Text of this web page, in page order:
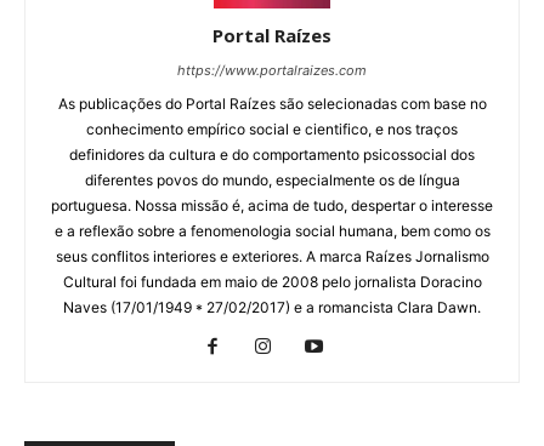
Portal Raízes
https://www.portalraizes.com
As publicações do Portal Raízes são selecionadas com base no
conhecimento empírico social e cientifico, e nos traços
definidores da cultura e do comportamento psicossocial dos
diferentes povos do mundo, especialmente os de língua
portuguesa. Nossa missão é, acima de tudo, despertar o interesse
e a reflexão sobre a fenomenologia social humana, bem como os
seus conflitos interiores e exteriores. A marca Raízes Jornalismo
Cultural foi fundada em maio de 2008 pelo jornalista Doracino
Naves (17/01/1949 * 27/02/2017) e a romancista Clara Dawn.